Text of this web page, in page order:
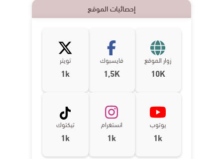
إحصائيات الموقع
زوار الموقع
10K
فايسبوك
1,5K
تويتر
1k
يوتوب
1k
انستغرام
1k
تيكتوك
1k